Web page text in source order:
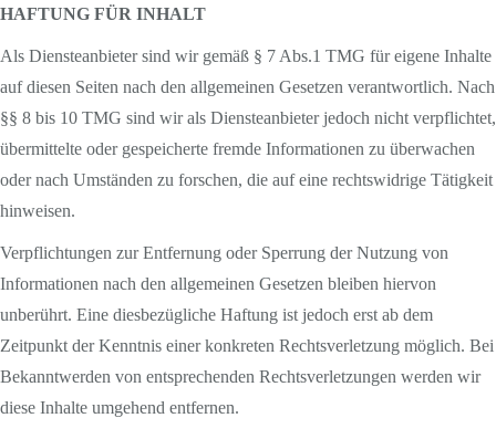
HAFTUNG FÜR INHALT
Als Diensteanbieter sind wir gemäß § 7 Abs.1 TMG für eigene Inhalte
auf diesen Seiten nach den allgemeinen Gesetzen verantwortlich. Nach
§§ 8 bis 10 TMG sind wir als Diensteanbieter jedoch nicht verpflichtet,
übermittelte oder gespeicherte fremde Informationen zu überwachen
oder nach Umständen zu forschen, die auf eine rechtswidrige Tätigkeit
hinweisen.
Verpflichtungen zur Entfernung oder Sperrung der Nutzung von
Informationen nach den allgemeinen Gesetzen bleiben hiervon
unberührt. Eine diesbezügliche Haftung ist jedoch erst ab dem
Zeitpunkt der Kenntnis einer konkreten Rechtsverletzung möglich. Bei
Bekanntwerden von entsprechenden Rechtsverletzungen werden wir
diese Inhalte umgehend entfernen.